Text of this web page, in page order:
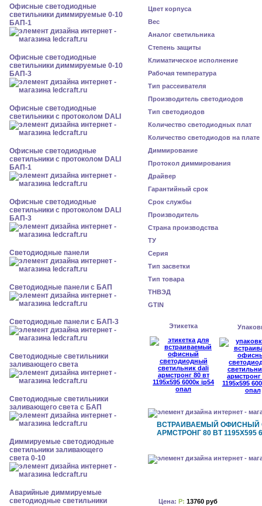
Офисные светодиодные
светильники диммируемые 0-10
БАП-1
Офисные светодиодные
светильники диммируемые 0-10
БАП-3
Офисные светодиодные
светильники с протоколом DALI
Офисные светодиодные
светильники с протоколом DALI
БАП-1
Офисные светодиодные
светильники с протоколом DALI
БАП-3
Cветодиодные панели
Cветодиодные панели с БАП
Cветодиодные панели с БАП-3
Светодиодные светильники
заливающего света
Светодиодные светильники
заливающего света с БАП
Диммируемые светодиодные
светильники заливающего
света 0-10
Аварийные диммируемые
светодиодные светильники
Цвет корпуса
Вес
Аналог светильника
Степень защиты
Климатическое исполнение
Рабочая температура
Тип рассеивателя
Производитель светодиодов
Тип светодиодов
Количество светодиодных плат
Количество светодиодов на плате
Диммирование
Протокол диммирования
Драйвер
Гарантийный срок
Срок службы
Производитель
Страна производства
ТУ
Серия
Тип засветки
Тип товара
ТНВЭД
GTIN
Этикетка
ВСТРАИВАЕМЫЙ ОФИСНЫЙ
АРМСТРОНГ 80 ВТ 1195X595
Цена: Р: 13760 руб